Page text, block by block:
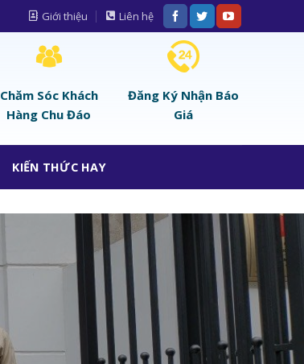
Giới thiệu Liên hệ
Chăm Sóc Khách
Hàng Chu Đáo
Đăng Ký Nhận Báo
Giá
KIẾN THỨC HAY